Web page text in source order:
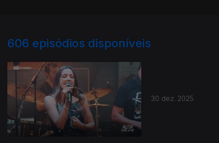
606 episódios disponíveis
30 dez. 2025